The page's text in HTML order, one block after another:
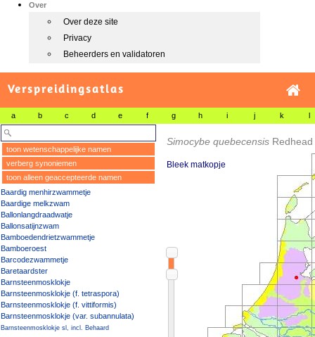
Over
Over deze site
Privacy
Beheerders en validatoren
Verspreidingsatlas
a b c d e f g h i j k l
toon wetenschappelijke namen
verberg synoniemen
toon alleen geaccepteerde namen
Baardig menhirzwammetje
Baardige melkzwam
Ballonlangdraadwatje
Ballonsatijnzwam
Bamboedendrietzwammetje
Bamboeroest
Barcodezwammetje
Baretaardster
Barnsteenmosklokje
Barnsteenmosklokje (f. tetraspora)
Barnsteenmosklokje (f. vittiformis)
Barnsteenmosklokje (var. subannulata)
Barnsteenmosklokje sl, incl. Behaard
Simocybe quebecensis
Bleek matkopje